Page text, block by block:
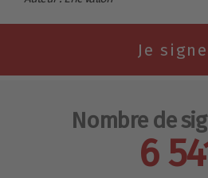
Nombre de
6